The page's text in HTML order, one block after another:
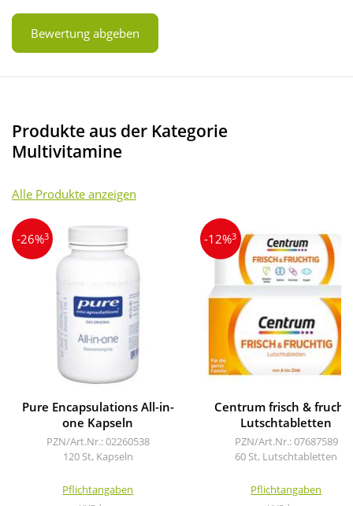
Bewertung abgeben
Produkte aus der Kategorie
Multivitamine
Alle Produkte anzeigen
-26%3
Pure Encapsulations All-in-
one Kapseln
PZN/Art.Nr.: 02260538
120 St, Kapseln
Pflichtangaben
-12%3
Centrum frisch &
Lutschtabletten
PZN/Art.Nr.: 07687589
60 St, Lutschtabletten
Pflichtangaben